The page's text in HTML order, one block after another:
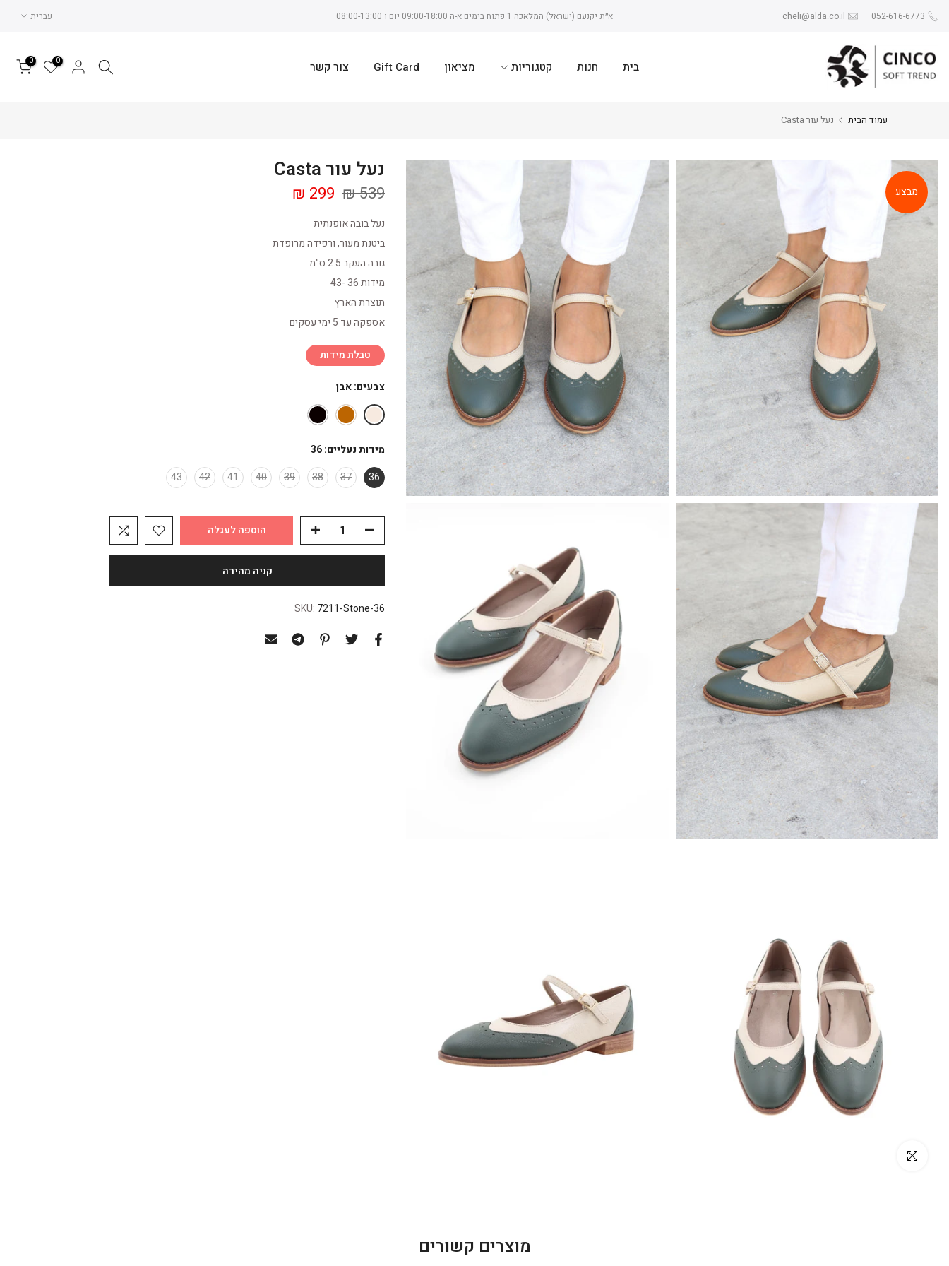
Skip
052-616-6773
cheli@alda.co.il א״ת יקנעם (ישראל) המלאכה 1 פתוח בימים א-ה 09:00-18:00 יום ו 08:00-13:00 עברית
בית חנות קטגוריות מציאון Gift Card צור קשר 0
0
עמוד הבית נעל עור Casta
מבצע
Click to enlarge
נעל עור Casta
539 ₪
299 ₪
נעל בובה אופנתית
ביטנת מעור, ורפידה מרופדת
גובה העקב 2.5 ס"מ
מידות 36 -43
תוצרת הארץ
אספקה עד 5 ימי עסקים
טבלת מידות
צבעים:אבן
מידות נעליים:36
36
37
38
39
40
41
42
43
הוספה לעגלה
SKU: 7211-Stone-36
מוצרים קשורים